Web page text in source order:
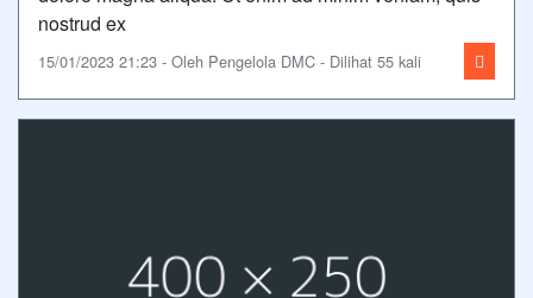
nostrud ex
15/01/2023 21:23 - Oleh Pengelola DMC - Dilihat 55 kali